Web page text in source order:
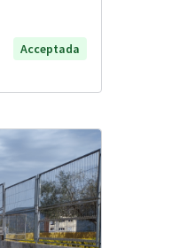
Acceptada